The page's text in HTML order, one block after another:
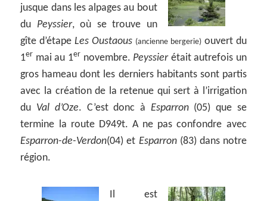
jusque dans les alpages au bout
du Peyssier, où se trouve un
gîte d’étapeLes Oustaous (ancienne bergerie)ouvert du
1er mai au 1er novembre. Peyssierétait autrefois un
gros hameau dont les derniers habitants sont partis
avec la création de la retenue qui sert à l’irrigation
du Val d’Oze. C’est donc à Esparron(05) que se
termine la route D949t. A ne pas confondre avec
Esparron-de-Verdon(04) et Esparron(83) dans notre
région.
Il est